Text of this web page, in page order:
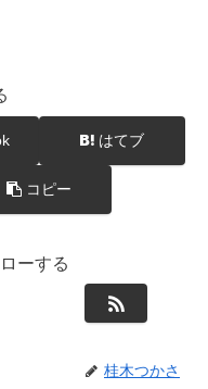
はてブ
コピー
ーする
桂木つかさ